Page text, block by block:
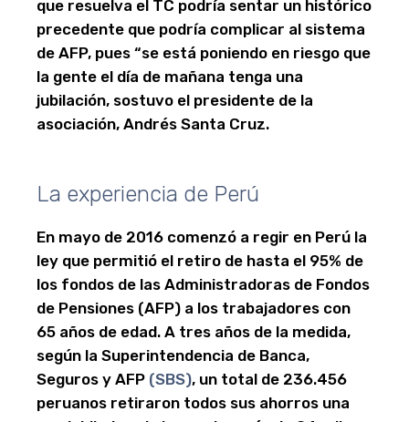
que resuelva el TC podría sentar un histórico
precedente que podría complicar al sistema
de AFP, pues “se está poniendo en riesgo que
la gente el día de mañana tenga una
jubilación, sostuvo el presidente de la
asociación, Andrés Santa Cruz.
La experiencia de Perú
En mayo de 2016 comenzó a regir en Perú la
ley que permitió el retiro de hasta el 95% de
los fondos de las Administradoras de Fondos
de Pensiones (AFP) a los trabajadores con
65 años de edad. A tres años de la medida,
según la Superintendencia de Banca,
Seguros y AFP (SBS), un total de 236.456
peruanos retiraron todos sus ahorros una